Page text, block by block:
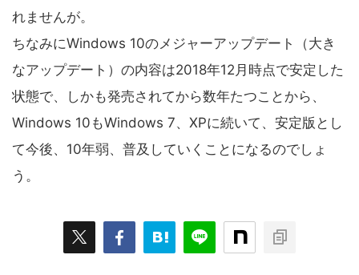
れませんが。
ちなみにWindows 10のメジャーアップデート（大き
なアップデート）の内容は2018年12月時点で安定した
状態で、しかも発売されてから数年たつことから、
Windows 10もWindows 7、XPに続いて、安定版とし
て今後、10年弱、普及していくことになるのでしょ
う。